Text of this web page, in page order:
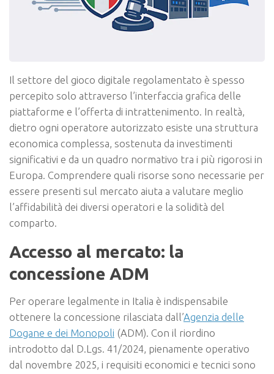
Il settore del gioco digitale regolamentato è spesso
percepito solo attraverso l’interfaccia grafica delle
piattaforme e l’offerta di intrattenimento. In realtà,
dietro ogni operatore autorizzato esiste una struttura
economica complessa, sostenuta da investimenti
significativi e da un quadro normativo tra i più rigorosi in
Europa. Comprendere quali risorse sono necessarie per
essere presenti sul mercato aiuta a valutare meglio
l’affidabilità dei diversi operatori e la solidità del
comparto.
Accesso al mercato: la
concessione ADM
Per operare legalmente in Italia è indispensabile
ottenere la concessione rilasciata dall’Agenzia delle
Dogane e dei Monopoli (ADM). Con il riordino
introdotto dal D.Lgs. 41/2024, pienamente operativo
dal novembre 2025, i requisiti economici e tecnici sono